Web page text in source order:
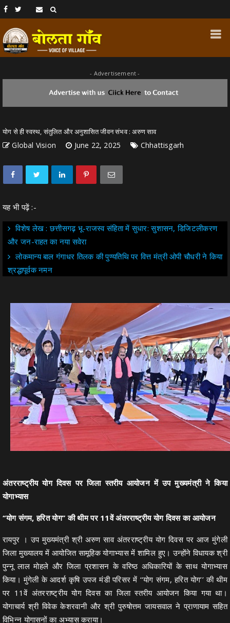
- Advertisement -
योग से ही स्वस्थ, संतुलित और अनुशासित जीवन संभव : अरुण साव
Global Vision June 22, 2025 Chhattisgarh
यह भी पढ़ें :-
विशेष लेख : छत्तीसगढ़ भू-राजस्व संहिता में सुधार: सुशासन, डिजिटलीकरण
और जन-राहत का नया सवेरा
लोकमान्य बाल गंगाधर तिलक की पुण्यतिथि पर वित्त मंत्री ओपी चौधरी ने किया
श्रद्धापूर्वक नमन
अंतरराष्ट्रीय योग दिवस पर जिला स्तरीय आयोजन में उप मुख्यमंत्री ने किया
योगाभ्यास
‘‘योग संगम, हरित योग’’ की थीम पर 11वें अंतरराष्ट्रीय योग दिवस का आयोजन
रायपुर । उप मुख्यमंत्री श्री अरुण साव अंतरराष्ट्रीय योग दिवस पर आज मुंगेली
जिला मुख्यालय में आयोजित सामूहिक योगाभ्यास में शामिल हुए। उन्होंने विधायक श्री
पुन्नू लाल मोहले और जिला प्रशासन के वरिष्ठ अधिकारियों के साथ योगाभ्यास
किया। मुंगेली के आदर्श कृषि उपज मंडी परिसर में ‘‘योग संगम, हरित योग’’ की थीम
पर 11वें अंतरराष्ट्रीय योग दिवस का जिला स्तरीय आयोजन किया गया था।
योगाचार्य श्री विवेक केशरवानी और श्री पुरुषोत्तम जायसवाल ने प्राणायाम सहित
विभिन्न योगासनों का अभ्यास कराया।